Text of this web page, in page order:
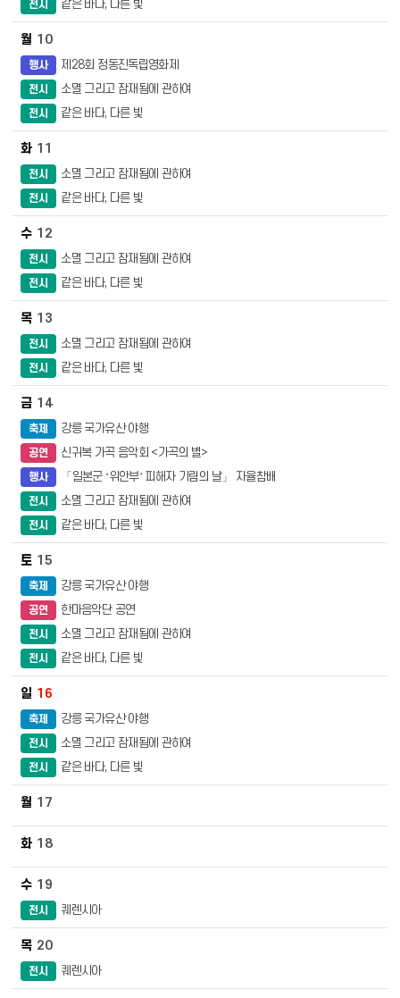
전시 같은 바다, 다른 빛
10
행사 제28회 정동진독립영화제
전시 소멸 그리고 잠재됨에 관하여
전시 같은 바다, 다른 빛
11
전시 소멸 그리고 잠재됨에 관하여
전시 같은 바다, 다른 빛
12
전시 소멸 그리고 잠재됨에 관하여
전시 같은 바다, 다른 빛
13
전시 소멸 그리고 잠재됨에 관하여
전시 같은 바다, 다른 빛
14
축제 강릉 국가유산 야행
공연 신귀복 가곡 음악회 <가곡의 별>
행사 「일본군 ‘위안부’ 피해자 기림의 날」 자율참배
전시 소멸 그리고 잠재됨에 관하여
전시 같은 바다, 다른 빛
15
축제 강릉 국가유산 야행
공연 한마음악단 공연
전시 소멸 그리고 잠재됨에 관하여
전시 같은 바다, 다른 빛
16
축제 강릉 국가유산 야행
전시 소멸 그리고 잠재됨에 관하여
전시 같은 바다, 다른 빛
17
18
19
전시 퀘렌시아
20
전시 퀘렌시아